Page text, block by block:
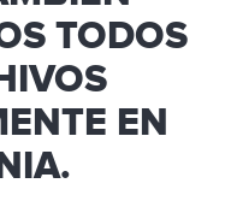
TODOS
EN